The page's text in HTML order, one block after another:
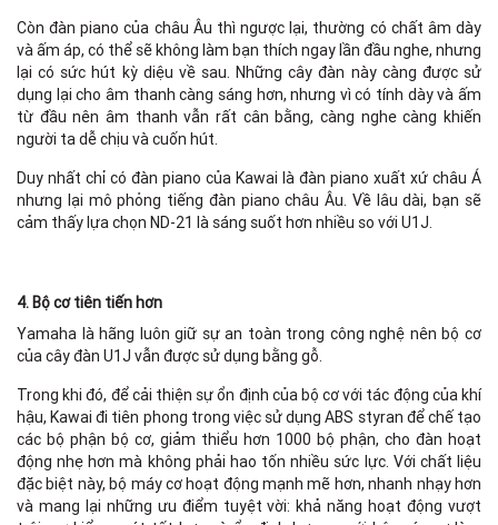
Còn đàn piano của châu Âu thì ngược lại, thường có chất âm dày
và ấm áp, có thể sẽ không làm bạn thích ngay lần đầu nghe, nhưng
lại có sức hút kỳ diệu về sau. Những cây đàn này càng được sử
dụng lại cho âm thanh càng sáng hơn, nhưng vì có tính dày và ấm
từ đầu nên âm thanh vẫn rất cân bằng, càng nghe càng khiến
người ta dễ chịu và cuốn hút.
Duy nhất chỉ có đàn piano của Kawai là đàn piano xuất xứ châu Á
nhưng lại mô phỏng tiếng đàn piano châu Âu. Về lâu dài, bạn sẽ
cảm thấy lựa chọn ND-21 là sáng suốt hơn nhiều so với U1J.
4. Bộ cơ tiên tiến hơn
Yamaha là hãng luôn giữ sự an toàn trong công nghệ nên bộ cơ
của cây đàn U1J vẫn được sử dụng bằng gỗ.
Trong khi đó, để cải thiện sự ổn định của bộ cơ với tác động của khí
hậu, Kawai đi tiên phong trong việc sử dụng ABS styran để chế tạo
các bộ phận bộ cơ, giảm thiểu hơn 1000 bộ phận, cho đàn hoạt
động nhẹ hơn mà không phải hao tốn nhiều sức lực. Với chất liệu
đặc biệt này, bộ máy cơ hoạt động mạnh mẽ hơn, nhanh nhạy hơn
và mang lại những ưu điểm tuyệt vời: khả năng hoạt động vượt